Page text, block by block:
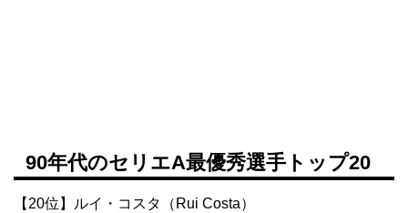
90年代のセリエA最優秀選手トップ20
【20位】ルイ・コスタ（Rui Costa）